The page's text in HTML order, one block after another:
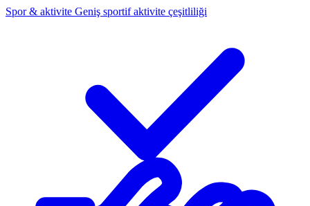
Spor & aktivite Geniş sportif aktivite çeşitliliği